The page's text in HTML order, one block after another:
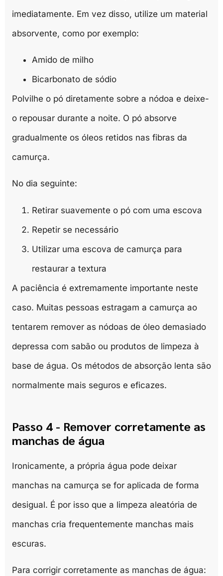
imediatamente. Em vez disso, utilize um material
absorvente, como por exemplo:
Amido de milho
Bicarbonato de sódio
Polvilhe o pó diretamente sobre a nódoa e deixe-
o repousar durante a noite. O pó absorve
gradualmente os óleos retidos nas fibras da
camurça.
No dia seguinte:
Retirar suavemente o pó com uma escova
Repetir se necessário
Utilizar uma escova de camurça para
restaurar a textura
A paciência é extremamente importante neste
caso. Muitas pessoas estragam a camurça ao
tentarem remover as nódoas de óleo demasiado
depressa com sabão ou produtos de limpeza à
base de água. Os métodos de absorção lenta são
normalmente mais seguros e eficazes.
Passo 4 - Remover corretamente as
manchas de água
Ironicamente, a própria água pode deixar
manchas na camurça se for aplicada de forma
desigual. É por isso que a limpeza aleatória de
manchas cria frequentemente manchas mais
escuras.
Para corrigir corretamente as manchas de água: